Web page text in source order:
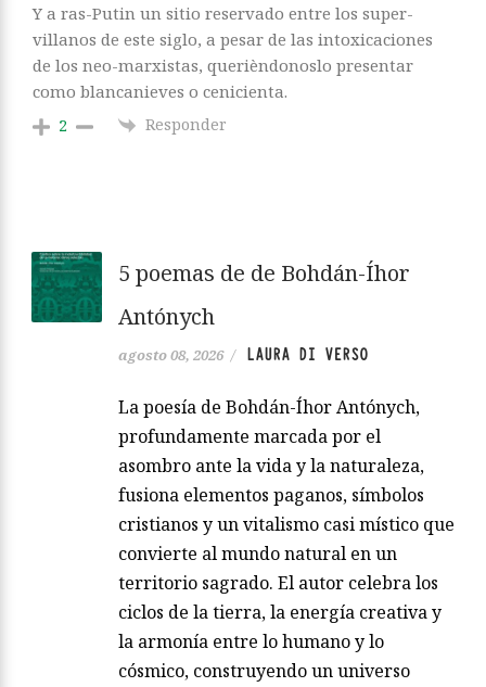
Y a ras-Putin un sitio reservado entre los super-
villanos de este siglo, a pesar de las intoxicaciones
de los neo-marxistas, querièndonoslo presentar
como blancanieves o cenicienta.
2 Responder
5 poemas de de Bohdán-Íhor
Antónych
agosto 08, 2026 / LAURA DI VERSO
La poesía de Bohdán-Íhor Antónych,
profundamente marcada por el
asombro ante la vida y la naturaleza,
fusiona elementos paganos, símbolos
cristianos y un vitalismo casi místico que
convierte al mundo natural en un
territorio sagrado. El autor celebra los
ciclos de la tierra, la energía creativa y
la armonía entre lo humano y lo
cósmico, construyendo un universo